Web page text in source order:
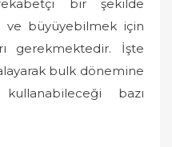
bir şekilde
ve büyüyebilmek için
gerekmektedir. İşte
bulk dönemine
bazı